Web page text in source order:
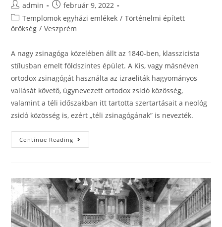
admin
február 9, 2022
Templomok egyházi emlékek / Történelmi épített
örökség / Veszprém
A nagy zsinagóga közelében állt az 1840-ben, klasszicista
stílusban emelt földszintes épület. A Kis, vagy másnéven
ortodox zsinagógát használta az izraeliták hagyományos
vallását követő, úgynevezett ortodox zsidó közösség,
valamint a téli időszakban itt tartotta szertartásait a neológ
zsidó közösség is, ezért „téli zsinagógának” is nevezték.
Continue Reading